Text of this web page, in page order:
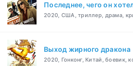
Последнее, чего он
2020, США, триллер, драма,
Выход жирного дракона
2020, Гонконг, Китай, боевик,